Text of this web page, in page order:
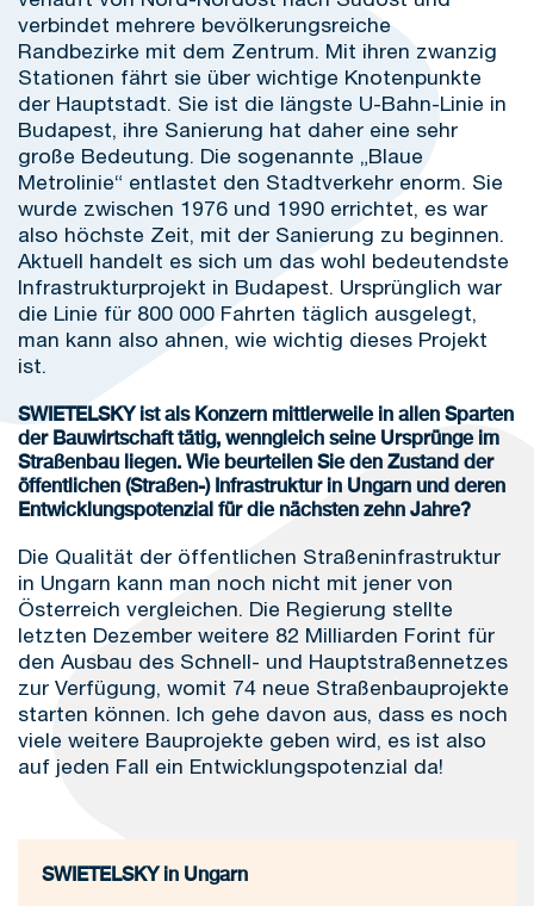
verbindet mehrere bevölkerungsreiche
Randbezirke mit dem Zentrum. Mit ihren zwanzig
Stationen fährt sie über wichtige Knotenpunkte
der Hauptstadt. Sie ist die längste U-Bahn-Linie in
Budapest, ihre Sanierung hat daher eine sehr
große Bedeutung. Die sogenannte „Blaue
Metrolinie“ entlastet den Stadtverkehr enorm. Sie
wurde zwischen 1976 und 1990 errichtet, es war
also höchste Zeit, mit der Sanierung zu beginnen.
Aktuell handelt es sich um das wohl bedeutendste
Infrastrukturprojekt in Budapest. Ursprünglich war
die Linie für 800 000 Fahrten täglich ausgelegt,
man kann also ahnen, wie wichtig dieses Projekt
ist.
SWIETELSKY ist als Konzern mittlerweile in allen Sparten
der Bauwirtschaft tätig, wenngleich seine Ursprünge im
Straßenbau liegen. Wie beurteilen Sie den Zustand der
öffentlichen (Straßen-) Infrastruktur in Ungarn und deren
Entwicklungspotenzial für die nächsten zehn Jahre?
Die Qualität der öffentlichen Straßeninfrastruktur
in Ungarn kann man noch nicht mit jener von
Österreich vergleichen. Die Regierung stellte
letzten Dezember weitere 82 Milliarden Forint für
den Ausbau des Schnell- und Hauptstraßennetzes
zur Verfügung, womit 74 neue Straßenbauprojekte
starten können. Ich gehe davon aus, dass es noch
viele weitere Bauprojekte geben wird, es ist also
auf jeden Fall ein Entwicklungspotenzial da!
SWIETELSKY in Ungarn